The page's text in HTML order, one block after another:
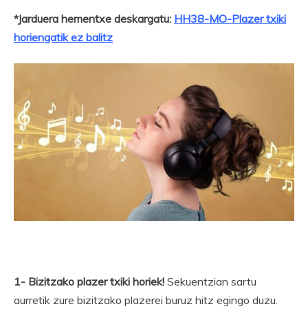
*Jarduera hementxe deskargatu: HH38-MO-Plazer txiki
horiengatik ez balitz
1- Bizitzako plazer txiki horiek! Sekuentzian sartu
aurretik zure bizitzako plazerei buruz hitz egingo duzu.